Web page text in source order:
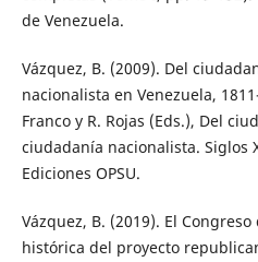
de Venezuela.
Vázquez, B. (2009). Del
nacionalista en Venezuela,
Franco y R. Rojas (Eds.), Del
ciudadanía nacionalista. Siglos
Ediciones OPSU.
Vázquez, B. (2019). El
histórica del proyecto